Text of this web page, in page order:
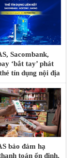
Sacombank,
‘bắt tay’ phát
tín dụng nội địa
bảo đảm hạ
toán ổn định,